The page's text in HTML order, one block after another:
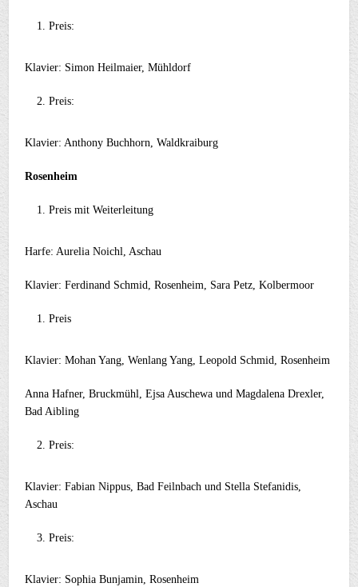
Preis:
Klavier: Simon Heilmaier, Mühldorf
Preis:
Klavier: Anthony Buchhorn, Waldkraiburg
Rosenheim
Preis mit Weiterleitung
Harfe: Aurelia Noichl, Aschau
Klavier: Ferdinand Schmid, Rosenheim, Sara Petz, Kolbermoor
Preis
Klavier: Mohan Yang, Wenlang Yang, Leopold Schmid, Rosenheim
Anna Hafner, Bruckmühl, Ejsa Auschewa und Magdalena Drexler,
Bad Aibling
Preis:
Klavier: Fabian Nippus, Bad Feilnbach und Stella Stefanidis,
Aschau
Preis:
Klavier: Sophia Bunjamin, Rosenheim